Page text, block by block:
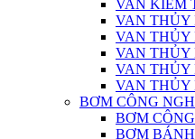
VAN KIỂM
VAN THỦY
VAN THỦY
VAN THỦY
VAN THỦY
VAN THỦY
BƠM CÔNG
BƠM
BƠM